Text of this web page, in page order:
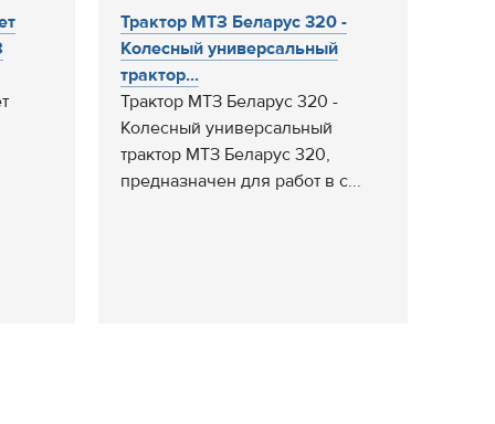
Трактор МТЗ Беларус 320 -
Колесный универсальный
трактор...
Трактор МТЗ Беларус 320 -
Колесный универсальный
трактор МТЗ Беларус 320,
предназначен для работ в с...